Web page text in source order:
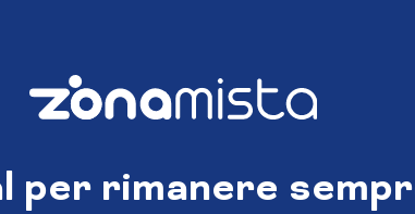
per rimanere